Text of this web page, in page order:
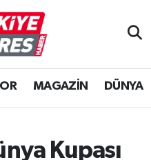
MAGAZİN DÜNYA
Kupası
Haritası